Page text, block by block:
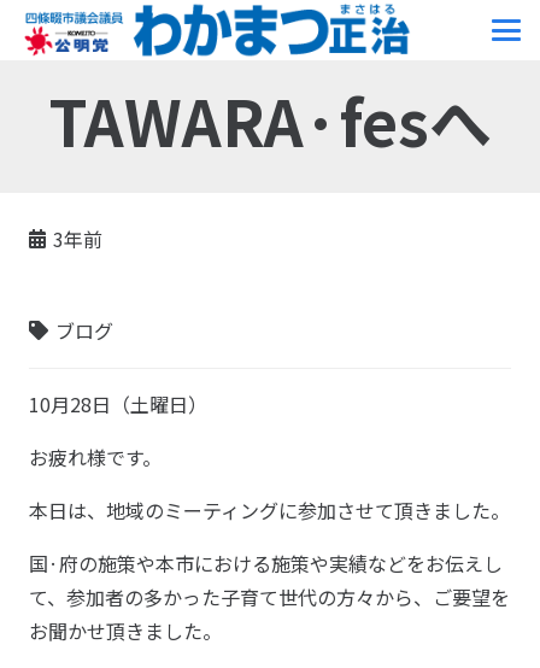
TAWARA·fesへ
3年前
ブログ
10月28日（土曜日）
お疲れ様です。
本日は、地域のミーティングに参加させて頂きました。
国·府の施策や本市における施策や実績などをお伝えし
て、参加者の多かった子育て世代の方々から、ご要望を
お聞かせ頂きました。